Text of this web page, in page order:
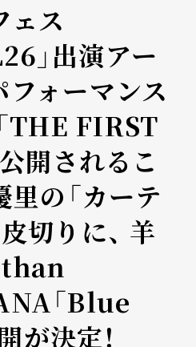
ェス
」出演アー
フォーマンス
THE FIRST
開されるこ
里の「カーテ
切りに、 羊
than
「Blue
が決定！